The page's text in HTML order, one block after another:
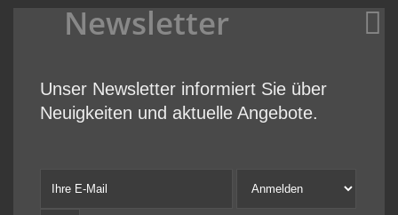
Newsletter
Unser Newsletter informiert Sie über
Neuigkeiten und aktuelle Angebote.